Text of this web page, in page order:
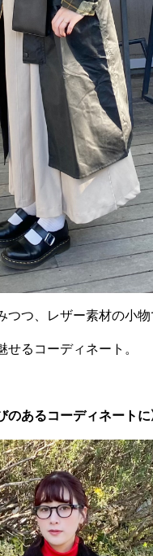
つ、レザー素材の小物
るコーディネート。
あるコーディネートに